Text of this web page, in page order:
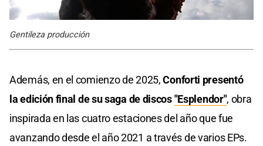
Gentileza producción
Además, en el comienzo de 2025,Conforti presentó
la edición final de su saga de discos"Esplendor", obra
inspirada en las cuatro estaciones del año que fue
avanzando desde el año 2021 a través de varios EPs.